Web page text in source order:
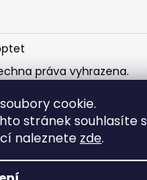
cookie.
stránek souhlasíte s
naleznete zde.
práva vyhrazena.